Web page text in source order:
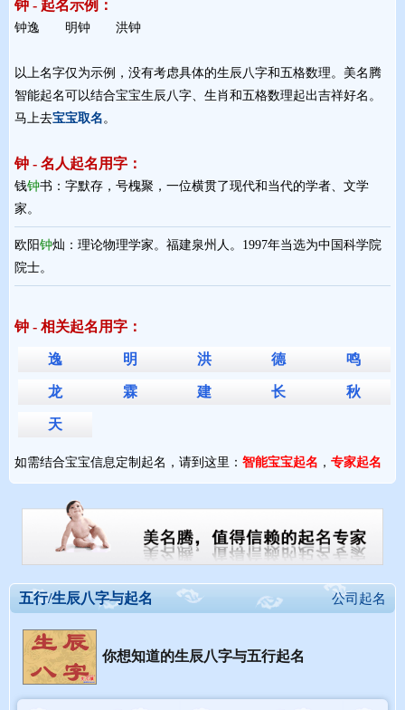
钟 - 起名示例：
钟逸 明钟 洪钟
以上名字仅为示例，没有考虑具体的生辰八字和五格数理。美名腾
智能起名可以结合宝宝生辰八字、生肖和五格数理起出吉祥好名。
马上去宝宝取名。
钟 - 名人起名用字：
钱钟书：字默存，号槐聚，一位横贯了现代和当代的学者、文学
家。
欧阳钟灿：理论物理学家。福建泉州人。1997年当选为中国科学院
院士。
钟 - 相关起名用字：
逸 明 洪 德 鸣
龙 霖 建 长 秋
天
如需结合宝宝信息定制起名，请到这里： 智能宝宝起名 ， 专家起名
公司起名
五行/生辰八字与起名
你想知道的生辰八字与五行起名